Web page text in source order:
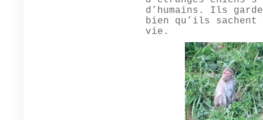
d’humains. Ils
bien qu’ils
vie.